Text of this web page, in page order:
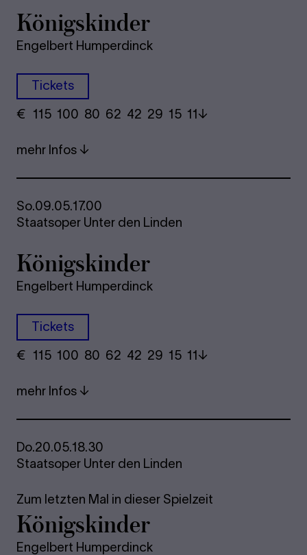
Kö­nigs­kin­der
Engelbert Humperdinck
Tickets
€ ​ 115 100 80​ 62 42 29​ 15 11
mehr Infos
So.09.05.17.00
Staatsoper Unter den Linden
Kö­nigs­kin­der
Engelbert Humperdinck
Tickets
€ ​ 115 100 80​ 62 42 29​ 15 11
mehr Infos
Do.20.05.18.30
Staatsoper Unter den Linden
Zum letzten Mal in dieser Spielzeit
Kö­nigs­kin­der
Engelbert Humperdinck